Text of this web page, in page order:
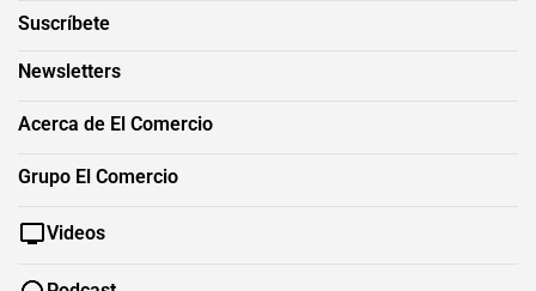
Suscríbete
Newsletters
Acerca de El Comercio
Grupo El Comercio
Videos